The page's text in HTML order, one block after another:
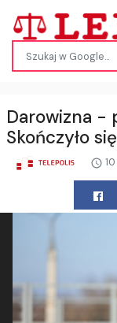
Darowizna -
Skończyło